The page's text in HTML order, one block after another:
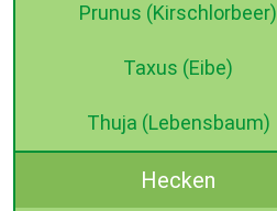
Prunus (Kirschlorbeer)
Taxus (Eibe)
Thuja (Lebensbaum)
Hecken